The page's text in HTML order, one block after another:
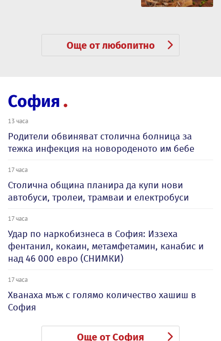
Още от любопитно
София
13 часа
Родители обвиняват столична болница за
тежка инфекция на новороденото им бебе
17 часа
Столична община планира да купи нови
автобуси, тролеи, трамваи и електробуси
17 часа
Удар по наркобизнеса в София: Иззеха
фентанил, кокаин, метамфетамин, канабис и
над 46 000 евро (СНИМКИ)
17 часа
Хванаха мъж с голямо количество хашиш в
София
Още от София